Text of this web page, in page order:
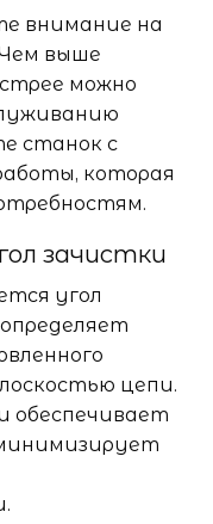
внимание на
выше
можно
станок с
которая
зачистки
угол
цепи.
обеспечивает